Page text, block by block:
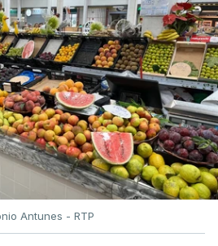
Antunes - RTP